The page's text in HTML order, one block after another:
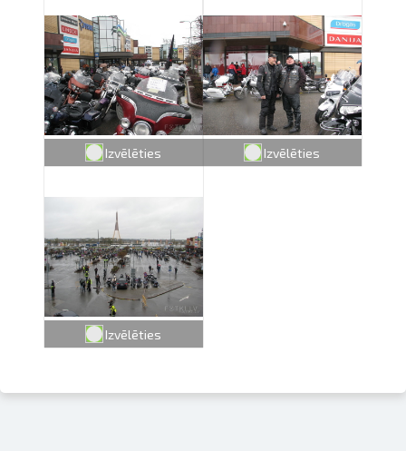
Izvēlēties Izvēlēties
Izvēlēties